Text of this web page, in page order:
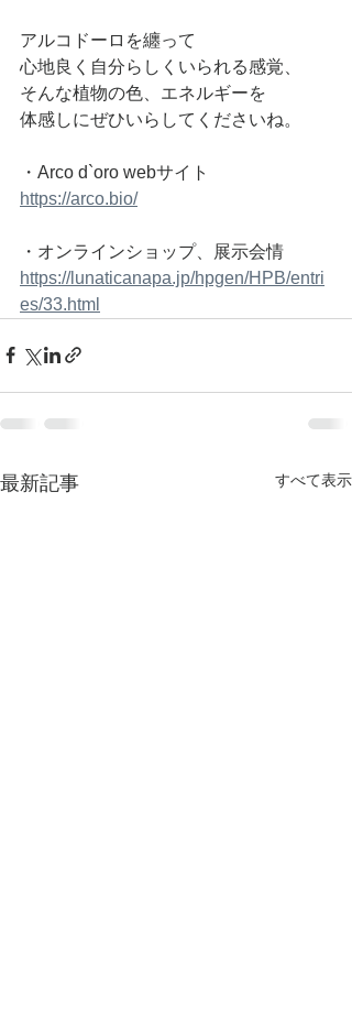
アルコドーロを纏って
心地良く自分らしくいられる感覚、
そんな植物の色、エネルギーを
体感しにぜひいらしてくださいね。
・Arco d`oro webサイト
https://arco.bio/
・オンラインショップ、展示会情
https://lunaticanapa.jp/hpgen/HPB/entri
es/33.html
最新記事 すべて表示